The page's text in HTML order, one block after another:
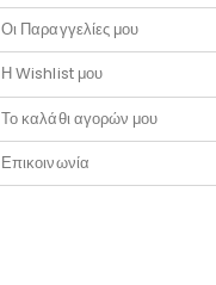
Οι Παραγγελίες μου
Η Wishlist μου
Το καλάθι αγορών μου
Επικοινωνία